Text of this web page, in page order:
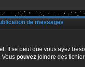
de messages
Il se peut que vous ayez
Vous pouvez joindre des